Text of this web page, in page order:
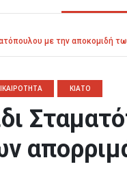
με την αποκομιδή
ΚΙΑΤΟ